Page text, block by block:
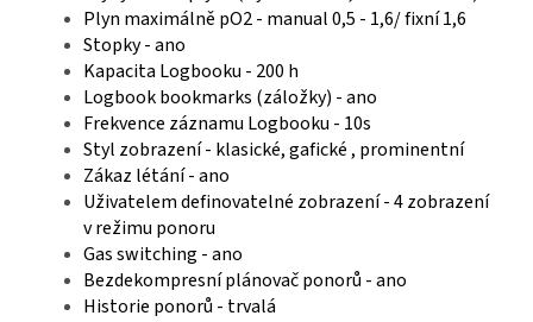
Plyn maximálně pO2 - manual 0,5 - 1,6/ fixní 1,6
Stopky - ano
Kapacita Logbooku - 200 h
Logbook bookmarks (záložky) - ano
Frekvence záznamu Logbooku - 10s
Styl zobrazení - klasické, gafické , prominentní
Zákaz létání - ano
Uživatelem definovatelné zobrazení - 4 zobrazení
v režimu ponoru
Gas switching - ano
Bezdekompresní plánovač ponorů - ano
Historie ponorů - trvalá